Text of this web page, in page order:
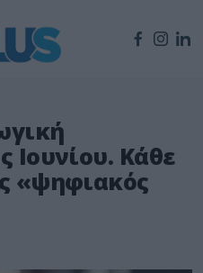
Ιουνίου. Κάθε
«ψηφιακός